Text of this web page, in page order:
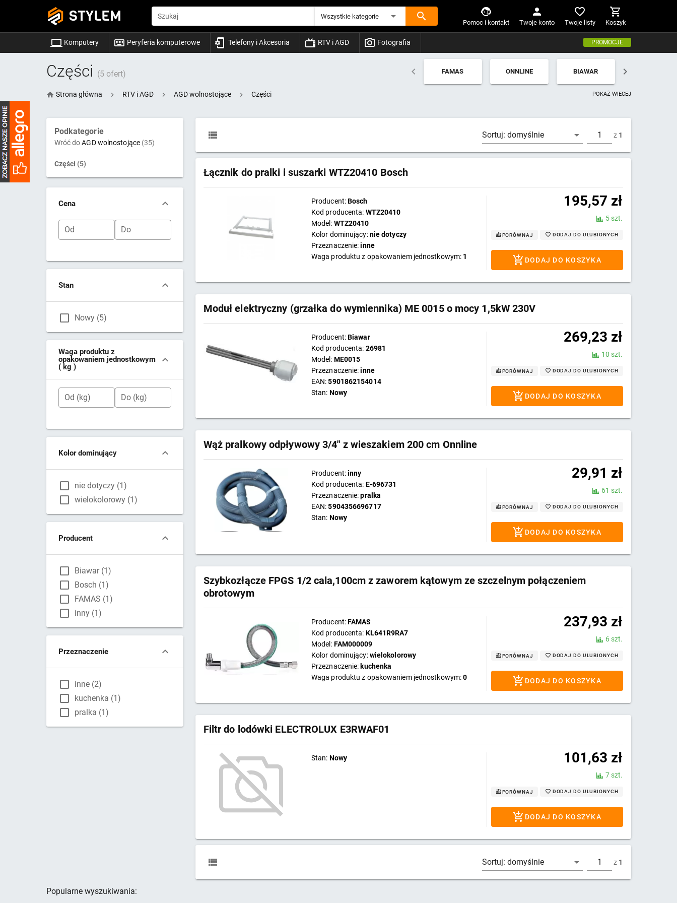
STYLEM Szukaj Wszystkie kategorie
Pomoc i kontakt Twoje konto Twoje listy Koszyk
Komputery Peryferia komputerowe Telefony i Akcesoria RTV i AGD Fotografia PROMOCJE
Części (5 ofert)
Strona główna RTV i AGD AGD wolnostojące Części
FAMAS ONNLINE BIAWAR
POKAŻ WIECEJ
Podkategorie
Wróć doAGD wolnostojące (35)
Części (5)
Cena
Od Do
Stan
Nowy (5)
Waga produktu z
opakowaniem jednostkowym
( kg )
Od (kg) Do (kg)
Kolor dominujący
nie dotyczy (1)
wielokolorowy (1)
Producent
Biawar (1)
Bosch (1)
FAMAS (1)
inny (1)
Przeznaczenie
inne (2)
kuchenka (1)
pralka (1)
Sortuj: domyślnie z 1
Łącznik do pralki i suszarki WTZ20410 Bosch
Producent:Bosch
Kod producenta: WTZ20410
Model: WTZ20410
Kolor dominujący:nie dotyczy
Przeznaczenie:inne
Waga produktu z opakowaniem jednostkowym: 1
195,57 zł
5 szt.
PORÓWNAJ DODAJ DO ULUBIONYCH
DODAJ DO KOSZYKA
Moduł elektryczny (grzałka do wymiennika) ME 0015 o mocy 1,5kW 230V
Producent:Biawar
Kod producenta: 26981
Model: ME0015
Przeznaczenie:inne
EAN:5901862154014
Stan: Nowy
269,23 zł
10 szt.
PORÓWNAJ DODAJ DO ULUBIONYCH
DODAJ DO KOSZYKA
Wąż pralkowy odpływowy 3/4" z wieszakiem 200 cm Onnline
Producent:inny
Kod producenta: E-696731
Przeznaczenie:pralka
EAN:5904356696717
Stan: Nowy
29,91 zł
61 szt.
PORÓWNAJ DODAJ DO ULUBIONYCH
DODAJ DO KOSZYKA
Szybkozłącze FPGS 1/2 cala,100cm z zaworem kątowym ze szczelnym połączeniem
obrotowym
Producent:FAMAS
Kod producenta: KL641R9RA7
Model: FAM000009
Kolor dominujący:wielokolorowy
Przeznaczenie: kuchenka
Waga produktu z opakowaniem jednostkowym:0
237,93 zł
6 szt.
PORÓWNAJ DODAJ DO ULUBIONYCH
DODAJ DO KOSZYKA
Filtr do lodówki ELECTROLUX E3RWAF01
Stan: Nowy 101,63 zł
7 szt.
PORÓWNAJ DODAJ DO ULUBIONYCH
DODAJ DO KOSZYKA
Sortuj: domyślnie z 1
Popularne wyszukiwania: